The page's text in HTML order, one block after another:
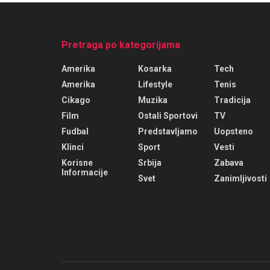
Pretraga po kategorijama
Amerika
Amerika
Cikago
Film
Fudbal
Klinci
Korisne
Informacije
Kosarka
Lifestyle
Muzika
Ostali Sportovi
Predstavljamo
Sport
Srbija
Svet
Tech
Tenis
Tradicija
TV
Uopsteno
Vesti
Zabava
Zanimljivosti